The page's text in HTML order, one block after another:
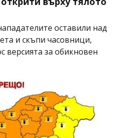
оставили над
и скъпи часовници,
версията за обикновен